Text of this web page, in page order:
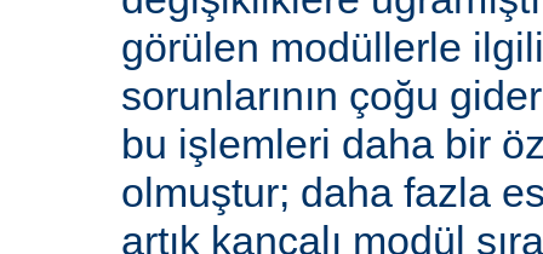
görülen modüllerle
sorunlarının çoğu
bu işlemleri daha bir
olmuştur; daha fazla
artık kancalı modül